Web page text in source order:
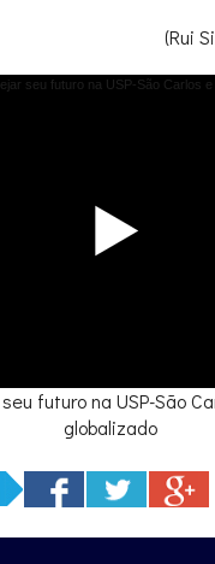
(Rui
futuro na USP-São
globalizado